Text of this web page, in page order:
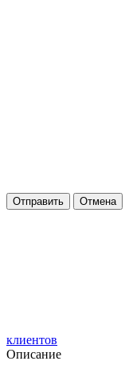
Отправить Отмена
клиентов
Описание